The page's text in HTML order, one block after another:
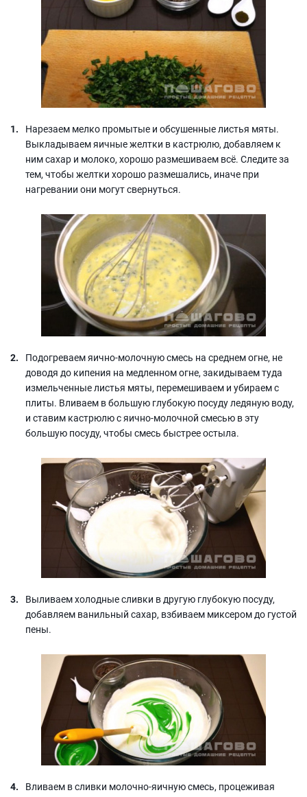
Нарезаем мелко промытые и обсушенные листья мяты.
Выкладываем яичные желтки в кастрюлю, добавляем к
ним сахар и молоко, хорошо размешиваем всё. Следите за
тем, чтобы желтки хорошо размешались, иначе при
нагревании они могут свернуться.
Подогреваем яично-молочную смесь на среднем огне, не
доводя до кипения на медленном огне, закидываем туда
измельченные листья мяты, перемешиваем и убираем с
плиты. Вливаем в большую глубокую посуду ледяную воду,
и ставим кастрюлю с яично-молочной смесью в эту
большую посуду, чтобы смесь быстрее остыла.
Выливаем холодные сливки в другую глубокую посуду,
добавляем ванильный сахар, взбиваем миксером до густой
пены.
Вливаем в сливки молочно-яичную смесь, процеживая